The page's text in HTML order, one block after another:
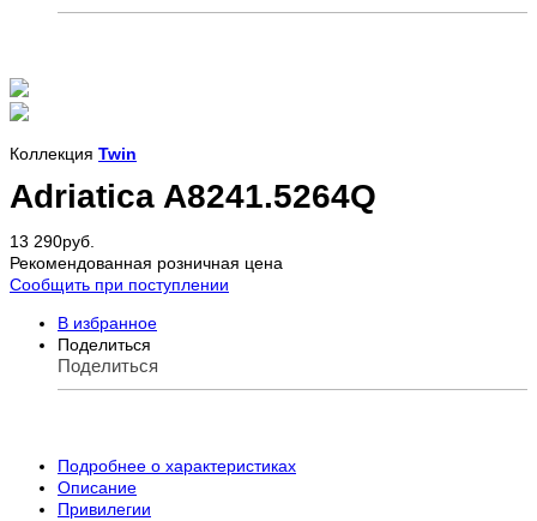
Коллекция Twin
Adriatica A8241.5264Q
13 290руб.
Рекомендованная розничная цена
Сообщить при поступлении
В избранное
Поделиться
Поделиться
Подробнее о характеристиках
Описание
Привилегии